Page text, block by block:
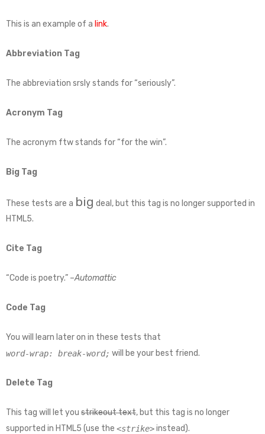
This is an example of a link.
Abbreviation Tag
The abbreviation srslystands for “seriously”.
Acronym Tag
The acronym ftwstands for “for the win”.
Big Tag
These tests are a big deal, but this tag is no longer supported in
HTML5.
Cite Tag
“Code is poetry.” –Automattic
Code Tag
You will learn later on in these tests that
word-wrap: break-word; will be your best friend.
Delete Tag
This tag will let you strikeout text, but this tag is no longer
supported in HTML5 (use the <strike>instead).